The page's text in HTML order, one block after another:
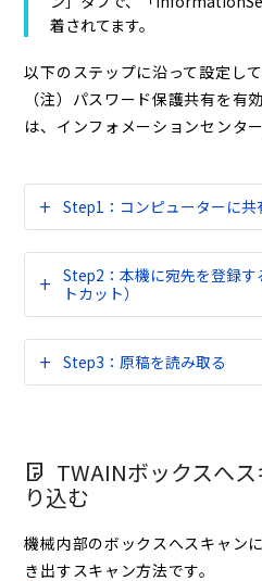
着されてます。
以下のステップに沿って設定して
（注）パスワード保護共有を有
は、インフォメーションセンタ
Step1：コンピューターに共
Step2：本機に宛先を登録す
トカット）
Step3：原稿を読み取る
TWAINボックスへ
り込む
機械内部のボックスへスキャン
き出すスキャン方法です。